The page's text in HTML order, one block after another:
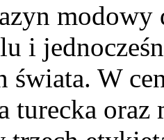
modowy
i
świata. W
turecka